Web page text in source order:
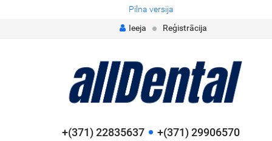
Pilna versija
Ieeja
Reģistrācija
+(371) 22835637 +(371) 29906570